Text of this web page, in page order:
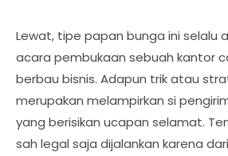
Lewat, tipe papan bunga ini selalu
acara pembukaan sebuah kantor
berbau bisnis. Adapun trik atau
merupakan melampirkan si
yang berisikan ucapan selamat.
sah legal saja dijalankan karena